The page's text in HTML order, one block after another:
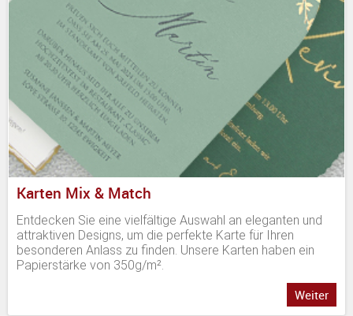
Karten Mix & Match
Entdecken Sie eine vielfältige Auswahl an eleganten und
attraktiven Designs, um die perfekte Karte für Ihren
besonderen Anlass zu finden. Unsere Karten haben ein
Papierstärke von 350g/m².
Weiter